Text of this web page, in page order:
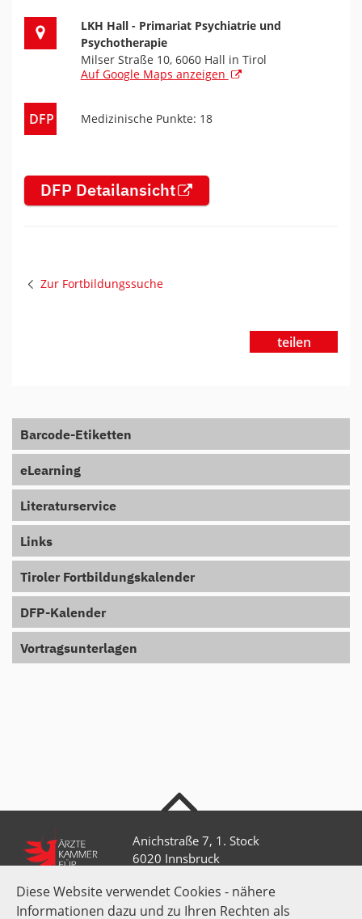
Diese Website verwendet Cookies - nähere
Informationen dazu und zu Ihren Rechten als
Ort der Fortbildung
LKH Hall - Primariat Psychiatrie und
Psychotherapie
Milser Straße 10, 6060 Hall in Tirol
Auf Google Maps anzeigen
DFP Medizinische Punkte: 18
DFP Detailansicht
Zur Fortbildungssuche
teilen
Barcode-Etiketten
eLearning
Literaturservice
Links
Tiroler Fortbildungskalender
DFP-Kalender
Vortragsunterlagen
Anichstraße 7, 1. Stock
6020 Innsbruck
+43 512 52 0 58-0